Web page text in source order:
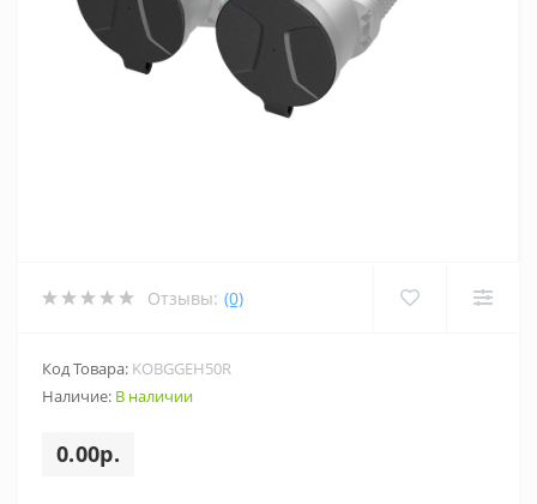
Отзывы: (0)
Код Товара: KOBGGEH50R
Наличие: В наличии
0.00р.